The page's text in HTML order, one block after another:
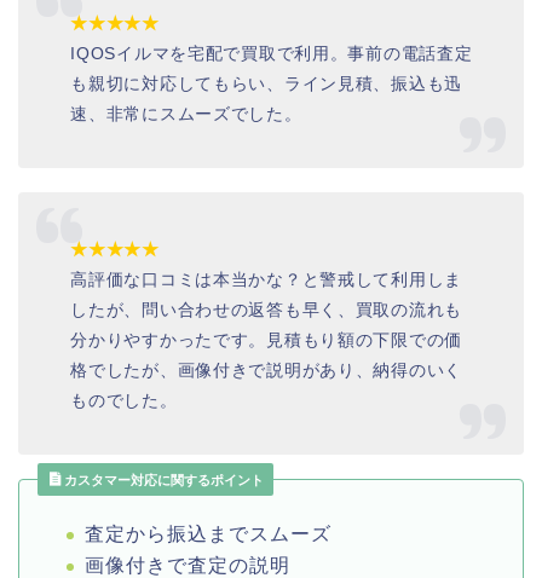
★★★★★
IQOSイルマを宅配で買取で利用。事前の電話査定
も親切に対応してもらい、ライン見積、振込も迅
速、非常にスムーズでした。
★★★★★
高評価な口コミは本当かな？と警戒して利用しま
したが、問い合わせの返答も早く、買取の流れも
分かりやすかったです。見積もり額の下限での価
格でしたが、画像付きで説明があり、納得のいく
ものでした。
カスタマー対応に関するポイント
査定から振込までスムーズ
画像付きで査定の説明